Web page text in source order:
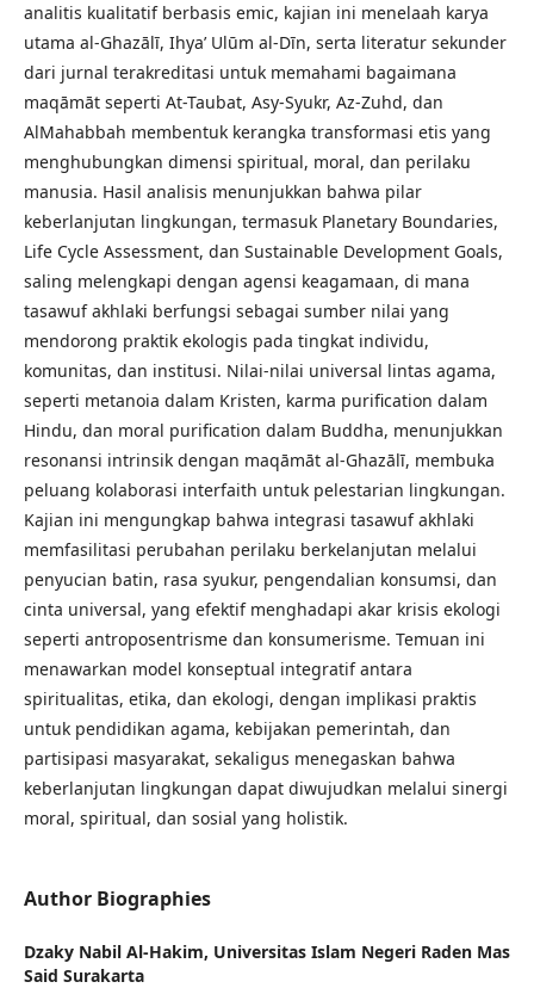
analitis kualitatif berbasis emic, kajian ini menelaah karya
utama al-Ghazālī, Ihya’ Ulūm al-Dīn, serta literatur sekunder
dari jurnal terakreditasi untuk memahami bagaimana
maqāmāt seperti At-Taubat, Asy-Syukr, Az-Zuhd, dan
AlMahabbah membentuk kerangka transformasi etis yang
menghubungkan dimensi spiritual, moral, dan perilaku
manusia. Hasil analisis menunjukkan bahwa pilar
keberlanjutan lingkungan, termasuk Planetary Boundaries,
Life Cycle Assessment, dan Sustainable Development Goals,
saling melengkapi dengan agensi keagamaan, di mana
tasawuf akhlaki berfungsi sebagai sumber nilai yang
mendorong praktik ekologis pada tingkat individu,
komunitas, dan institusi. Nilai-nilai universal lintas agama,
seperti metanoia dalam Kristen, karma purification dalam
Hindu, dan moral purification dalam Buddha, menunjukkan
resonansi intrinsik dengan maqāmāt al-Ghazālī, membuka
peluang kolaborasi interfaith untuk pelestarian lingkungan.
Kajian ini mengungkap bahwa integrasi tasawuf akhlaki
memfasilitasi perubahan perilaku berkelanjutan melalui
penyucian batin, rasa syukur, pengendalian konsumsi, dan
cinta universal, yang efektif menghadapi akar krisis ekologi
seperti antroposentrisme dan konsumerisme. Temuan ini
menawarkan model konseptual integratif antara
spiritualitas, etika, dan ekologi, dengan implikasi praktis
untuk pendidikan agama, kebijakan pemerintah, dan
partisipasi masyarakat, sekaligus menegaskan bahwa
keberlanjutan lingkungan dapat diwujudkan melalui sinergi
moral, spiritual, dan sosial yang holistik.
Author Biographies
Dzaky Nabil Al-Hakim, Universitas Islam Negeri Raden Mas
Said Surakarta